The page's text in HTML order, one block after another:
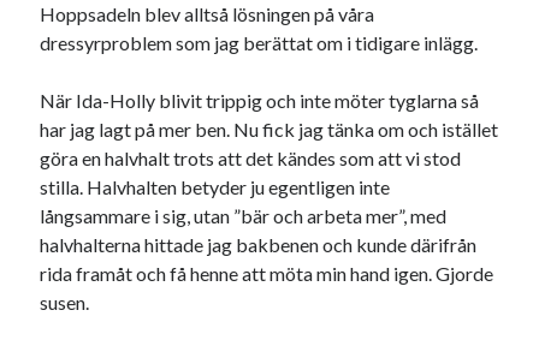
Hoppsadeln blev alltså lösningen på våra
dressyrproblem som jag berättat om i tidigare inlägg.
När Ida-Holly blivit trippig och inte möter tyglarna så
har jag lagt på mer ben. Nu fick jag tänka om och istället
göra en halvhalt trots att det kändes som att vi stod
stilla. Halvhalten betyder ju egentligen inte
långsammare i sig, utan ”bär och arbeta mer”, med
halvhalterna hittade jag bakbenen och kunde därifrån
rida framåt och få henne att möta min hand igen. Gjorde
susen.